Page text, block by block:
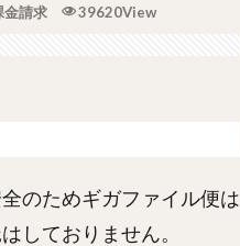
金請求 39620View
のためギガファイル便は
しておりません。